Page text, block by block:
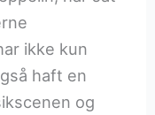
ikke kun
haft en
og